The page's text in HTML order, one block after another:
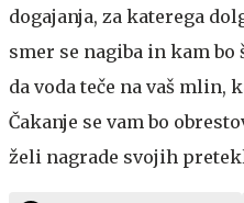
dogajanja, za katerega
smer se nagiba in kam bo
da voda teče na vaš mlin,
Čakanje se vam bo
želi nagrade svojih